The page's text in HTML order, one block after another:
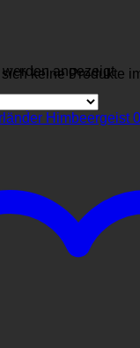
keine Produkte
angezeigt